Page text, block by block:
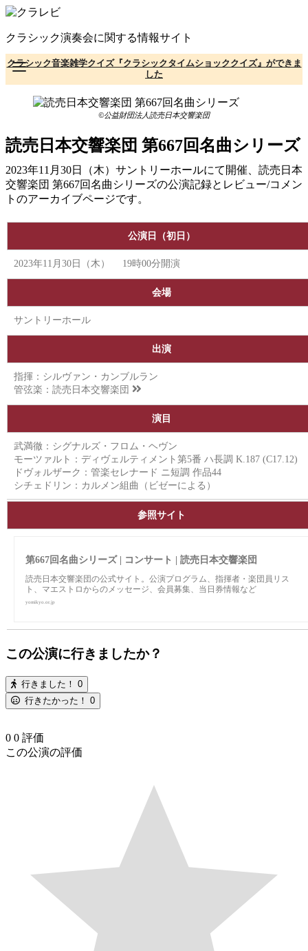
コ
テ
ン
ツ
へ
クラシック演奏会に関する情報サイト
クラシック音楽雑学クイズ『クラシックタイムショッククイズ』ができま
した
©公益財団法人読売日本交響楽団
読売日本交響楽団 第667回名曲シリーズ
2023年11月30日（木）サントリーホールにて開催、読売日本
交響楽団 第667回名曲シリーズの公演記録とレビュー/コメン
トのアーカイブページです。
公演日（初日）
2023年11月30日（木） 19時00分開演
会場
サントリーホール
出演
指揮：シルヴァン・カンブルラン
管弦楽： 読売日本交響楽団
演目
武満徹：シグナルズ・フロム・ヘヴン
モーツァルト：ディヴェルティメント第5番 ハ長調 K.187 (C17.12)
ドヴォルザーク：管楽セレナード ニ短調 作品44
シチェドリン：カルメン組曲（ビゼーによる）
参照サイト
第667回名曲シリーズ | コンサート | 読売日本交響楽団
読売日本交響楽団の公式サイト。公演プログラム、指揮者・楽団員リス
ト、マエストロからのメッセージ、会員募集、当日券情報など
yomikyo.or.jp
この公演に行きましたか？
行きました！ 0
行きたかった！ 0
0 0 評価
この公演の評価